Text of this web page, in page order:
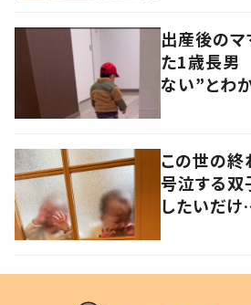
出産後の
た1歳長男
ない”とわ
この世の
号泣する双
したいだけ